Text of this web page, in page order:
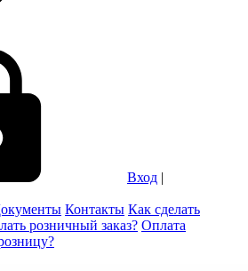
Вход |
Контакты Как сделать
розничный заказ? Оплата